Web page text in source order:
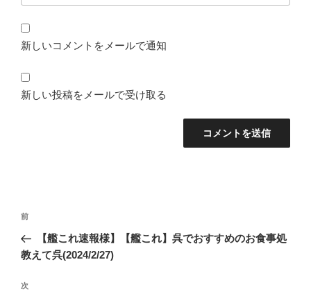
新しいコメントをメールで通知
新しい投稿をメールで受け取る
投
ナ
ゲ
前
の
投
前
【艦これ速報様】【艦これ】呉でおすすめのお食事処
教えて呉(2024/2/27)
次
次